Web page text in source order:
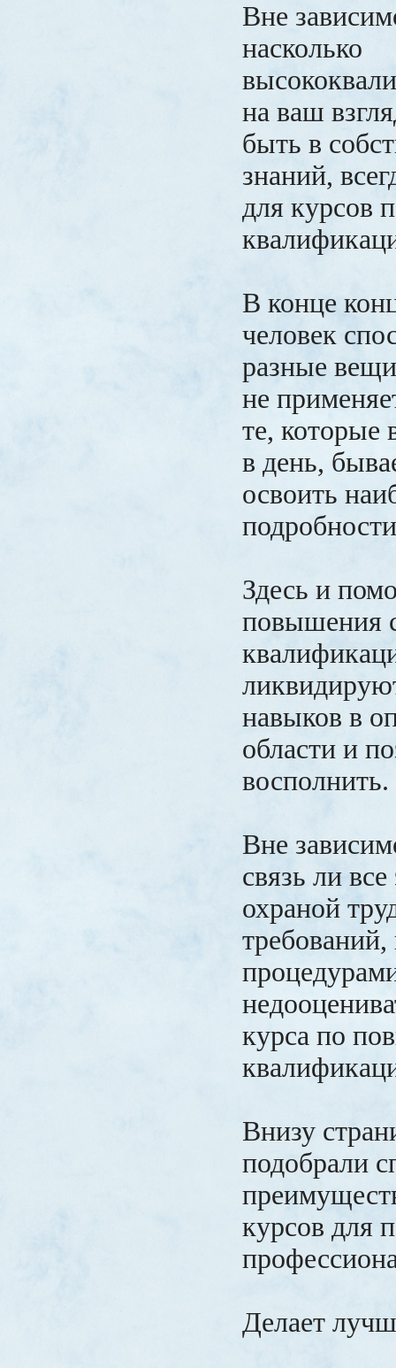
Вне
насколько
на ваш
быть в
знаний,
для курсов
В конце
человек
разные
не
те, которые
в день,
освоить
Здесь и
повышения
навыков в
области и
восполнить.
Вне
связь ли
охраной
курса по
Внизу
подобрали
курсов для
Делает